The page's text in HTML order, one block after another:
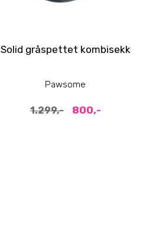
Solid gråspettet kombisekk
Pawsome
1.299,- 800,-